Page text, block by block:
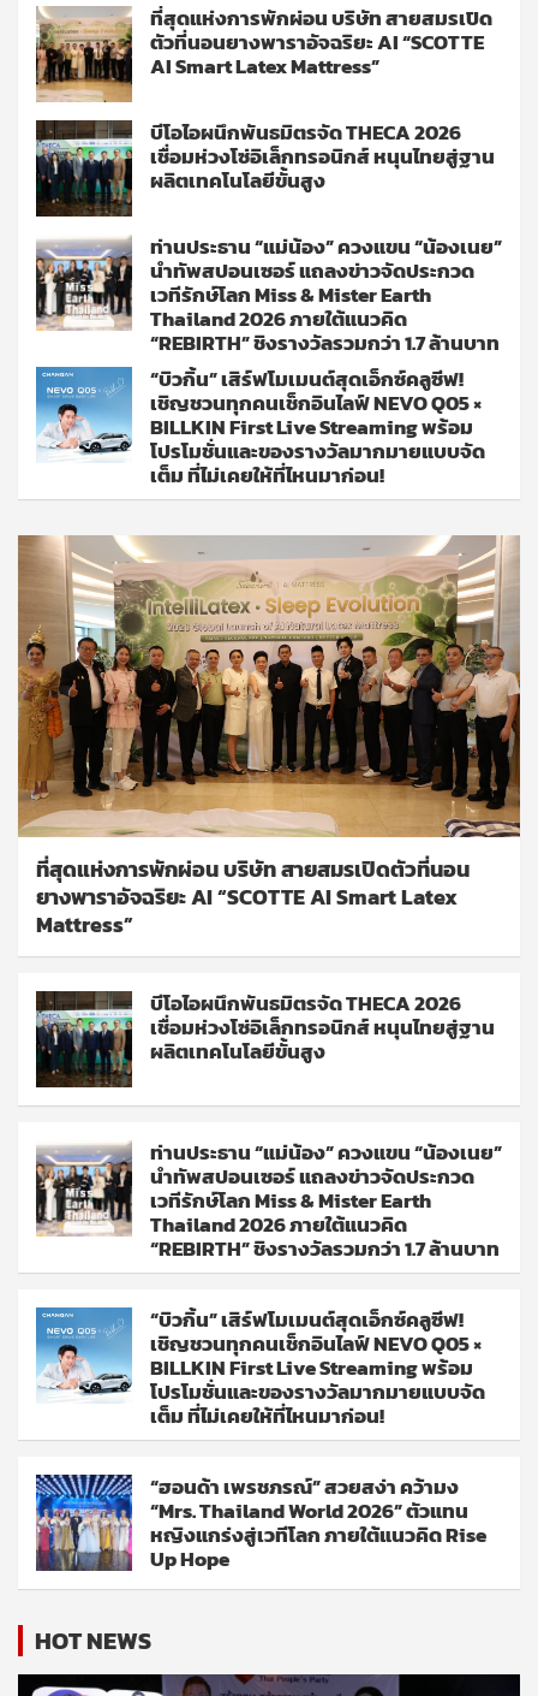
ที่สุดแห่งการพักผ่อน บริษัท สายสมรเปิด
ตัวที่นอนยางพาราอัจฉริยะ AI “SCOTTE
AI Smart Latex Mattress”
บีโอไอผนึกพันธมิตรจัด THECA 2026
เชื่อมห่วงโซ่อิเล็กทรอนิกส์ หนุนไทยสู่ฐาน
ผลิตเทคโนโลยีขั้นสูง
ท่านประธาน “แม่น้อง” ควงแขน “น้องเนย”
นำทัพสปอนเซอร์ แถลงข่าวจัดประกวด
เวทีรักษ์โลก Miss & Mister Earth
Thailand 2026 ภายใต้แนวคิด
“REBIRTH” ชิงรางวัลรวมกว่า 1.7 ล้านบาท
“บิวกิ้น” เสิร์ฟโมเมนต์สุดเอ็กซ์คลูซีฟ!
เชิญชวนทุกคนเช็กอินไลฟ์ NEVO Q05 ×
BILLKIN First Live Streaming พร้อม
โปรโมชั่นและของรางวัลมากมายแบบจัด
เต็ม ที่ไม่เคยให้ที่ไหนมาก่อน!
ที่สุดแห่งการพักผ่อน บริษัท สายสมรเปิดตัวที่นอน
ยางพาราอัจฉริยะ AI “SCOTTE AI Smart Latex
Mattress”
บีโอไอผนึกพันธมิตรจัด THECA 2026
เชื่อมห่วงโซ่อิเล็กทรอนิกส์ หนุนไทยสู่ฐาน
ผลิตเทคโนโลยีขั้นสูง
ท่านประธาน “แม่น้อง” ควงแขน “น้องเนย”
นำทัพสปอนเซอร์ แถลงข่าวจัดประกวด
เวทีรักษ์โลก Miss & Mister Earth
Thailand 2026 ภายใต้แนวคิด
“REBIRTH” ชิงรางวัลรวมกว่า 1.7 ล้านบาท
“บิวกิ้น” เสิร์ฟโมเมนต์สุดเอ็กซ์คลูซีฟ!
เชิญชวนทุกคนเช็กอินไลฟ์ NEVO Q05 ×
BILLKIN First Live Streaming พร้อม
โปรโมชั่นและของรางวัลมากมายแบบจัด
เต็ม ที่ไม่เคยให้ที่ไหนมาก่อน!
“ฮอนด้า เพรชภรณ์” สวยสง่า คว้ามง
“Mrs. Thailand World 2026” ตัวแทน
หญิงแกร่งสู่เวทีโลก ภายใต้แนวคิด Rise
Up Hope
HOT NEWS